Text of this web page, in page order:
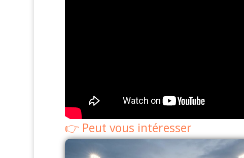
Peut vous intéresser